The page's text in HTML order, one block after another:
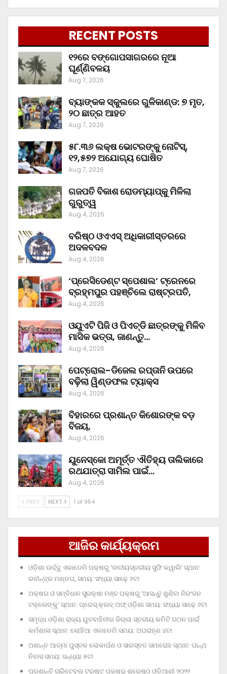
RECENT POSTS
୧୨ରେ ବଙ୍ଗୋପସାଗରରେ ନୂଆ
ଘୂର୍ଣ୍ଣିବଳୟ
Aug 7, 2026
ବ୍ୟାଙ୍କକ ସ୍କୁଲରେ ଗୁଳିକାଣ୍ଡ: ୭ ମୃତ,
୨୦ ଛାତ୍ର ଆହତ
Aug 7, 2026
୫୮.୩୬ ଲକ୍ଷ ଭୋଟରଙ୍କୁ ନୋଟିସ୍‌,
୧୨,୫୭୨ ଅଯୋଗ୍ୟ ଘୋଷିତ
Aug 7, 2026
ଗଜପତି ବିକାଶ ରୋଡମ୍ୟାପ୍‌କୁ ମିଳିଲା
ଗୁରୁତ୍ୱ
Aug 4, 2026
ବରିଷ୍ଠ ଓଏଏସ୍‌ ଅଧିକାରୀସ୍ତରରେ
ଅଦଳବଦଳ
Aug 4, 2026
‘ପ୍ରେସିଡେଣ୍ଟ ସ୍ପେଶାଲ’ ଟ୍ରେନରେ
ବ୍ରହ୍ମପୁର ପହଞ୍ଚିଲେ ରାଷ୍ଟ୍ରପତି,
Aug 4, 2026
ଓୟୁଏଟି ପିଜି ଓ ପିଏଚ୍‌ଡି ଛାତ୍ରଙ୍କୁ ମିଳିବ
ମାସିକ ଭତ୍ତା, ଜାଣନ୍ତୁ…
Aug 4, 2026
ପେଟ୍ରୋଲ-ଡିଜେଲ ରପ୍ତାନି ଉପରେ
ବଢ଼ିଲା ୱିଣ୍ଡଫଲ ଟ୍ୟାକ୍ସ
Aug 4, 2026
ବିହାରରେ ପ୍ରଶାନ୍ତ କିଶୋରଙ୍କ ବଡ଼
ବିଜୟ,
Aug 4, 2026
ୟୁନେସ୍କୋ ଅମୂର୍ତ୍ତ ଐତିହ୍ୟ ତାଲିକାରେ
ରଥଯାତ୍ରା ସାମିଲ ପାଇଁ…
Aug 4, 2026
PREV NEXT 1 of 954
ଆଜିର କାର୍ଯ୍ୟକ୍ରମ
ଓଡ଼ିଶା ଊର୍ଦ୍ଦୁ ଏକାଡେମି ପକ୍ଷରୁ ‘ଜାତୀୟସ୍ତରୀୟ ସୁଫି କୱାଲି’ ସ୍ଥାନ:
ରବୀନ୍ଦ୍ର ମଣ୍ଡପ, ସମୟ: ସଂଧ୍ୟା ସାଢ଼େ ୬ଟା
ଅକ୍ଷର ଓ ସମ୍ବିଧାନ ସୁରକ୍ଷା ମଞ୍ଚ ପକ୍ଷରୁ ‘ଆସନ୍ତୁ ଶୁଣିବା ନିରଂଜନ
ଟକ୍‌ଲେଙ୍କୁ’ ସ୍ଥାନ: ପ୍ରେସ୍‌ କ୍ଲବ୍‌ ଅଫ୍‌ ଓଡ଼ିଶା ସମୟ: ସଂଧ୍ୟା ସାଢ଼େ ୬ଟା
ସମୃଦ୍ଧ ଓଡ଼ିଶା ରାଜ୍ୟ ଯୁବବାହିନୀର ଜିଲ୍ଲା ସ୍ତରୀୟ କମିଟି ଗଠନ ପାଇଁ
କର୍ମଶାଳା ସ୍ଥାନ: ଲୋହିଆ ଏକାଡେମି ସମୟ: ଅପରାହ୍‌ଣ ୪ଟା
ଅଶାନ୍ତ ଆତ୍ମା ପୁସ୍ତକ ଲୋକାର୍ପଣ ଓ ସାରସ୍ବତ ସମାରୋହ ସ୍ଥାନ: ପାନ୍ଥ
ନିବାସ ସମୟ: ସନ୍ଧ୍ୟା ୫ଟା
ପ୍ରଶାନ୍ତି ଚାରିଟେବୁଲ୍‌ ଟ୍ରଷ୍ଟ୍‌ ପକ୍ଷରୁ ଶ୍ରେଷ୍ଠ ଓଡ଼ିଆଣୀ ୨୦୨୨